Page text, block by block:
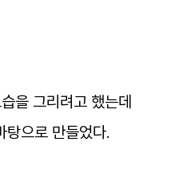
을 그리려고 했는데
탕으로 만들었다.